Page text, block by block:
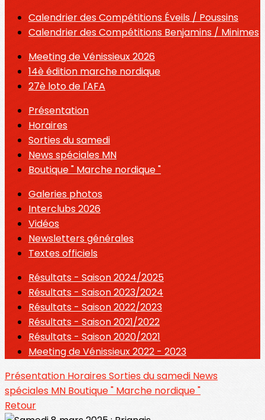
Calendrier des Compétitions Éveils / Poussins
Calendrier des Compétitions Benjamins / Minimes
Meeting de Vénissieux 2026
14è édition marche nordique
27è loto de l'AFA
Présentation
Horaires
Sorties du samedi
News spéciales MN
Boutique " Marche nordique "
Galeries photos
Interclubs 2026
Vidéos
Newsletters générales
Textes officiels
Résultats - Saison 2024/2025
Résultats - Saison 2023/2024
Résultats - Saison 2022/2023
Résultats - Saison 2021/2022
Résultats - Saison 2020/2021
Meeting de Vénissieux 2022 - 2023
Présentation HorairesSorties du samedi News
spéciales MN Boutique " Marche nordique "
Retour